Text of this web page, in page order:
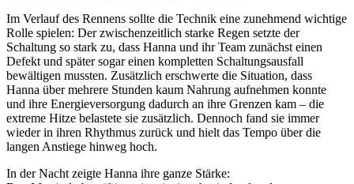
Im Verlauf des Rennens sollte die Technik eine zunehmend wichtige
Rolle spielen: Der zwischenzeitlich starke Regen setzte der
Schaltung so stark zu, dass Hanna und ihr Team zunächst einen
Defekt und später sogar einen kompletten Schaltungsausfall
bewältigen mussten. Zusätzlich erschwerte die Situation, dass
Hanna über mehrere Stunden kaum Nahrung aufnehmen konnte
und ihre Energieversorgung dadurch an ihre Grenzen kam – die
extreme Hitze belastete sie zusätzlich. Dennoch fand sie immer
wieder in ihren Rhythmus zurück und hielt das Tempo über die
langen Anstiege hinweg hoch.
In der Nacht zeigte Hanna ihre ganze Stärke: